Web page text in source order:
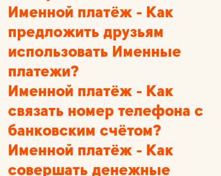
Именной платёж - Как
предложить друзьям
использовать Именные
платежи?
Именной платёж - Как
связать номер телефона с
банковским счётом?
Именной платёж - Как
совершать денежные